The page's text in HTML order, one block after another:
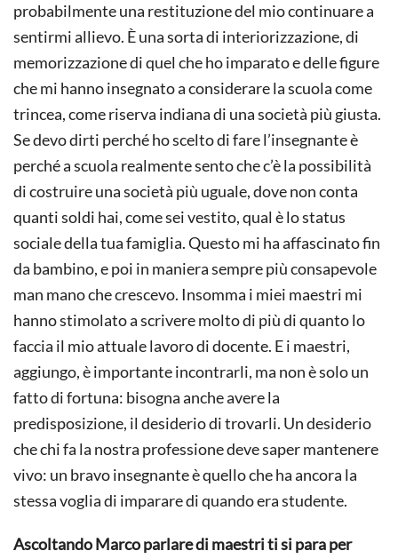
probabilmente una restituzione del mio continuare a
sentirmi allievo. È una sorta di interiorizzazione, di
memorizzazione di quel che ho imparato e delle figure
che mi hanno insegnato a considerare la scuola come
trincea, come riserva indiana di una società più giusta.
Se devo dirti perché ho scelto di fare l’insegnante è
perché a scuola realmente sento che c’è la possibilità
di costruire una società più uguale, dove non conta
quanti soldi hai, come sei vestito, qual è lo status
sociale della tua famiglia. Questo mi ha affascinato fin
da bambino, e poi in maniera sempre più consapevole
man mano che crescevo. Insomma i miei maestri mi
hanno stimolato a scrivere molto di più di quanto lo
faccia il mio attuale lavoro di docente. E i maestri,
aggiungo, è importante incontrarli, ma non è solo un
fatto di fortuna: bisogna anche avere la
predisposizione, il desiderio di trovarli. Un desiderio
che chi fa la nostra professione deve saper mantenere
vivo: un bravo insegnante è quello che ha ancora la
stessa voglia di imparare di quando era studente.
Ascoltando Marco parlare di maestri ti si para per